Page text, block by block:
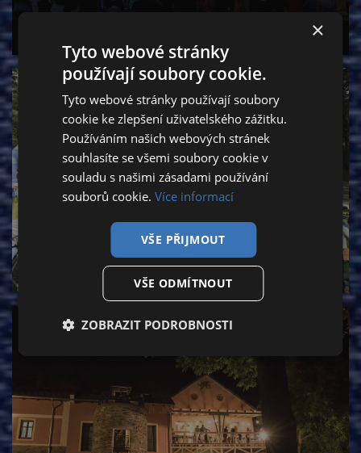
×
Tyto webové stránky
používají soubory cookie.
Tyto webové stránky používají soubory
cookie ke zlepšení uživatelského zážitku.
Používáním našich webových stránek
souhlasíte se všemi soubory cookie v
souladu s našimi zásadami používání
souborů cookie.Více informací
VŠE PŘIJMOUT
VŠE ODMÍTNOUT
ZOBRAZIT PODROBNOSTI